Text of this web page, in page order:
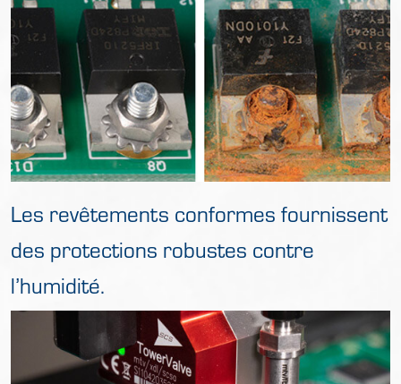
Les revêtements conformes fournissent
des protections robustes contre
l’humidité.